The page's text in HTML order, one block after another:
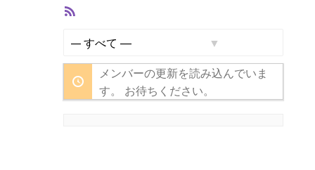
RSS
ィ
ー
ド
示:
メンバーの更新を読み込んでいま
す。 お待ちください。